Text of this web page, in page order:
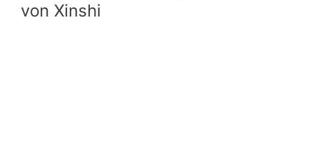
von Xinshi